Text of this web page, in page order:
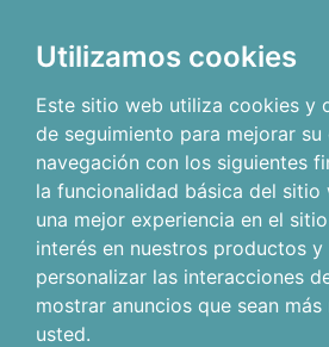
Utilizamos cookies
Este sitio web utiliza cookies y
de seguimiento para mejorar
navegación con los siguientes
la funcionalidad básica del sitio
una mejor experiencia en el
interés en nuestros productos
personalizar las interacciones
mostrar anuncios que sean
usted.